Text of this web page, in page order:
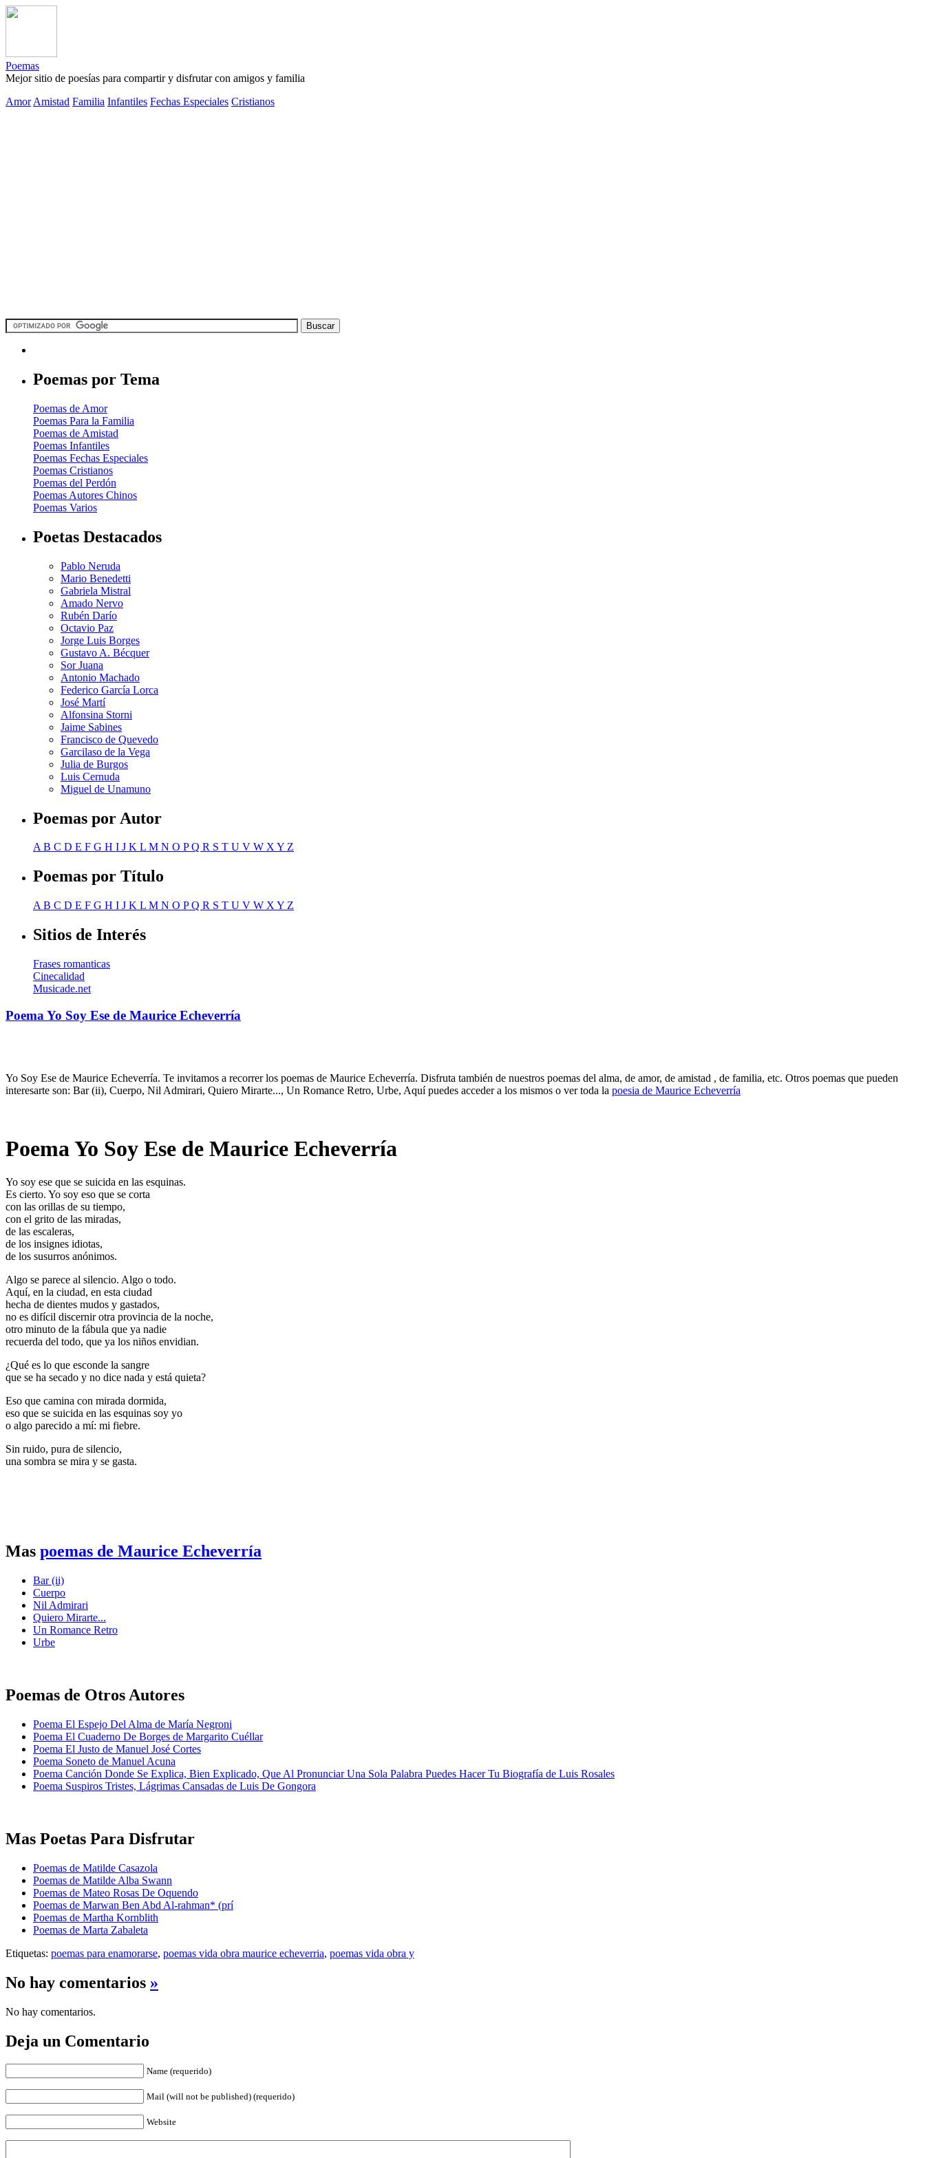
Poemas
Mejor sitio de poesías para compartir y disfrutar con amigos y familia
Amor Amistad Familia Infantiles Fechas Especiales Cristianos
Poemas por Tema
Poemas de Amor
Poemas Para la Familia
Poemas de Amistad
Poemas Infantiles
Poemas Fechas Especiales
Poemas Cristianos
Poemas del Perdón
Poemas Autores Chinos
Poemas Varios
Poetas Destacados
Pablo Neruda
Mario Benedetti
Gabriela Mistral
Amado Nervo
Rubén Darío
Octavio Paz
Jorge Luis Borges
Gustavo A. Bécquer
Sor Juana
Antonio Machado
Federico García Lorca
José Martí
Alfonsina Storni
Jaime Sabines
Francisco de Quevedo
Garcilaso de la Vega
Julia de Burgos
Luis Cernuda
Miguel de Unamuno
Poemas por Autor
AB C D E F G H I J K L M N O PQ R S T U V W XY Z
Poemas por Título
A B C D E F G H I J K L M N O PQ R S T U V W X Y Z
Sitios de Interés
Frases romanticas
Cinecalidad
Musicade.net
Poema Yo Soy Ese de Maurice Echeverría
Yo Soy Ese de Maurice Echeverría. Te invitamos a recorrer los poemas de Maurice Echeverría. Disfruta también de nuestros poemas del alma, de amor, de amistad , de familia, etc. Otros poemas que pueden
interesarte son: Bar (ii), Cuerpo, Nil Admirari, Quiero Mirarte..., Un Romance Retro, Urbe, Aquí puedes acceder a los mismos o ver toda la poesia de Maurice Echeverría
Poema Yo Soy Ese de Maurice Echeverría
Yo soy ese que se suicida en las esquinas.
Es cierto. Yo soy eso que se corta
con las orillas de su tiempo,
con el grito de las miradas,
de las escaleras,
de los insignes idiotas,
de los susurros anónimos.
Algo se parece al silencio. Algo o todo.
Aquí, en la ciudad, en esta ciudad
hecha de dientes mudos y gastados,
no es difícil discernir otra provincia de la noche,
otro minuto de la fábula que ya nadie
recuerda del todo, que ya los niños envidian.
¿Qué es lo que esconde la sangre
que se ha secado y no dice nada y está quieta?
Eso que camina con mirada dormida,
eso que se suicida en las esquinas soy yo
o algo parecido a mí: mi fiebre.
Sin ruido, pura de silencio,
una sombra se mira y se gasta.
Mas poemas de Maurice Echeverría
Bar (ii)
Cuerpo
Nil Admirari
Quiero Mirarte...
Un Romance Retro
Urbe
Poemas de Otros Autores
Poema El Espejo Del Alma de María Negroni
Poema El Cuaderno De Borges de Margarito Cuéllar
Poema El Justo de Manuel José Cortes
Poema Soneto de Manuel Acuna
Poema Canción Donde Se Explica, Bien Explicado, Que Al Pronunciar Una Sola Palabra Puedes Hacer Tu Biografía de Luis Rosales
Poema Suspiros Tristes, Lágrimas Cansadas de Luis De Gongora
Mas Poetas Para Disfrutar
Poemas de Matilde Casazola
Poemas de Matilde Alba Swann
Poemas de Mateo Rosas De Oquendo
Poemas de Marwan Ben Abd Al-rahman* (prí
Poemas de Martha Kornblith
Poemas de Marta Zabaleta
Etiquetas: poemas para enamorarse, poemas vida obra maurice echeverria, poemas vida obra y
No hay comentarios »
No hay comentarios.
Deja un Comentario
Name (requerido)
Mail (will not be published) (requerido)
Website